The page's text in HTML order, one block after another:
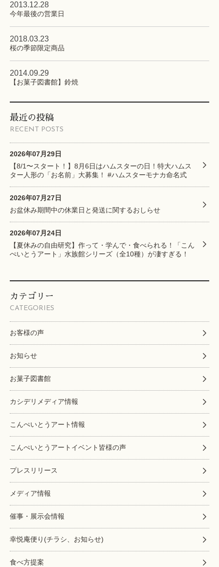
最近の投稿
RECENT POSTS
2026年07月29日
【8/1〜スタート！】8月6日はハムスターの日！特大ハムス
ター人形の「お名前」大募集！ #ハムスターモナカ命名式
2026年07月27日
お盆休み期間中の休業日と発送に関するおしらせ
2026年07月24日
【夏休みの自由研究】作って・学んで・食べられる！「こん
ぺいとうアート」水族館シリーズ（全10種）が凄すぎる！
カテゴリー
CATEGORIES
お客様の声
お知らせ
お菓子図書館
カシデリメディア情報
こんぺいとうアート情報
こんぺいとうアートイベント皆様の声
プレスリリース
メディア情報
催事・展示会情報
幸悦庵便り(チラシ、お知らせ)
食べ方提案
2013.12.28
今年最後の営業日
2018.03.23
桜の季節限定商品
2014.09.29
【お菓子図書館】鈴焼